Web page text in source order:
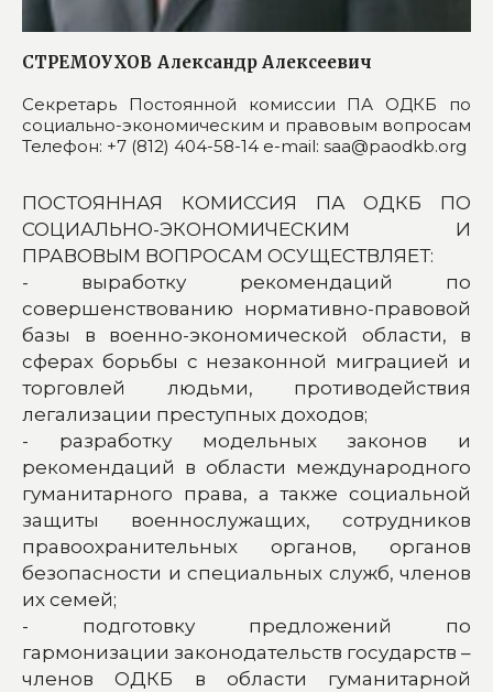
СТРЕМОУХОВ Александр Алексеевич
Секретарь Постоянной комиссии ПА ОДКБ по
социально-экономическим и правовым вопросам
Телефон: +7 (812) 404-58-14 e-mail: saa@paodkb.org
ПОСТОЯННАЯ КОМИССИЯ ПА ОДКБ ПО
СОЦИАЛЬНО-ЭКОНОМИЧЕСКИМ И
ПРАВОВЫМ ВОПРОСАМ ОСУЩЕСТВЛЯЕТ:
- выработку рекомендаций по
совершенствованию нормативно-правовой
базы в военно-экономической области, в
сферах борьбы с незаконной миграцией и
торговлей людьми, противодействия
легализации преступных доходов;
- разработку модельных законов и
рекомендаций в области международного
гуманитарного права, а также социальной
защиты военнослужащих, сотрудников
правоохранительных органов, органов
безопасности и специальных служб, членов
их семей;
- подготовку предложений по
гармонизации законодательств государств –
членов ОДКБ в области гуманитарной